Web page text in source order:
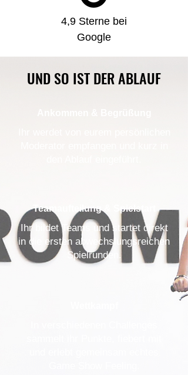
4,9 Sterne bei
Google
UND SO IST DER ABLAUF
Teamaufteilung & Spielstart
Ihr bildet Teams und startet direkt
in die ersten abwechslungsreichen
Spielrunden.